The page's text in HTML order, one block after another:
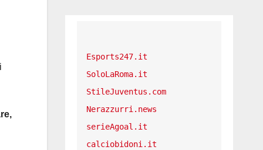
Esports247.it
SoloLaRoma.it
StileJuventus.com
Nerazzurri.news
serieAgoal.it
calciobidoni.it